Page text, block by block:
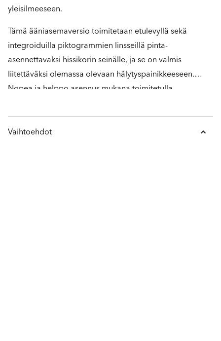
yleisilmeeseen.
Tämä ääniasemaversio toimitetaan etulevyllä sekä
integroiduilla piktogrammien linsseillä pinta-
asennettavaksi hissikorin seinälle, ja se on valmis
liitettäväksi olemassa olevaan hälytyspainikkeeseen.
Nopea ja helppo asennus mukana toimitetulla
Vaihtoehdot